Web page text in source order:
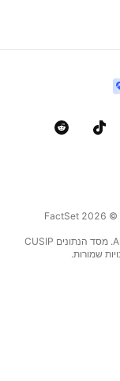
בחר נתוני ייחוס המסופקים על ידי FactSet. זכויות יוצרים © 2026 ‏FactSet
זכויות יוצרים © 2026, ‏American Bankers Association. מסד הנתונים CUSIP